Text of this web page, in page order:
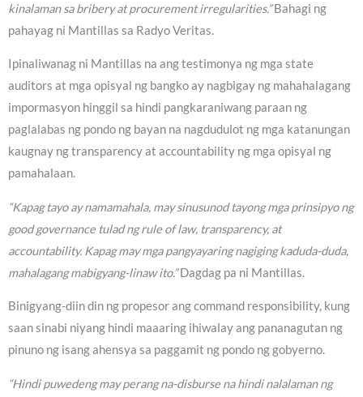
kinalaman sa bribery at procurement irregularities.”Bahagi ng
pahayag ni Mantillas sa Radyo Veritas.
Ipinaliwanag ni Mantillas na ang testimonya ng mga state
auditors at mga opisyal ng bangko ay nagbigay ng mahahalagang
impormasyon hinggil sa hindi pangkaraniwang paraan ng
paglalabas ng pondo ng bayan na nagdudulot ng mga katanungan
kaugnay ng transparency at accountability ng mga opisyal ng
pamahalaan.
“Kapag tayo ay namamahala, may sinusunod tayong mga prinsipyo ng
good governance tulad ng rule of law, transparency, at
accountability. Kapag may mga pangyayaring nagiging kaduda-duda,
mahalagang mabigyang-linaw ito.”Dagdag pa ni Mantillas.
Binigyang-diin din ng propesor ang command responsibility, kung
saan sinabi niyang hindi maaaring ihiwalay ang pananagutan ng
pinuno ng isang ahensya sa paggamit ng pondo ng gobyerno.
“Hindi puwedeng may perang na-disburse na hindi nalalaman ng